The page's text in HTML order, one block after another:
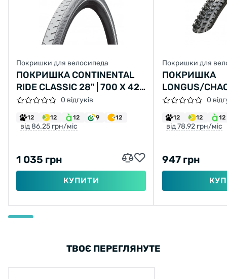
Покришки для велосипеда
ПОКРИШКА CONTINENTAL
RIDE CLASSIC 28" | 700 X 42C
(40C) | 28 X 1.60 СІРА, НЕ
СКЛАДНА
0 відгуків
12 12 12 9 12
від 86.25 грн/міс
1 035 грн
КУПИТИ
Покришки для
ПОКРИШКА
LONGUS/
LANE 26X2,10
2C-MTB SPS
0
12 12 12
від 78.92 грн/міс
947 грн
ТВОЄ ПЕРЕГЛЯНУТЕ